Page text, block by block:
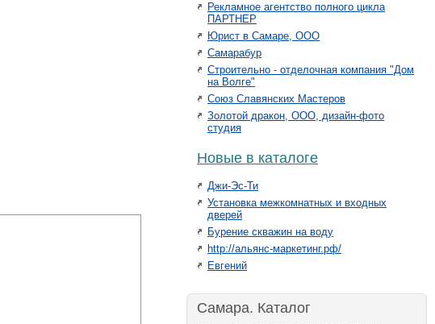
Рекламное агентство полного цикла
ПАРТНЕР
Юрист в Самаре, ООО
Самарабур
Строительно - отделочная компания "Дом
на Волге"
Союз Славянских Мастеров
Золотой дракон, ООО, дизайн-фото
студия
Новые в каталоге
Джи-Эс-Ти
Установка межкомнатных и входных
дверей
Бурение скважин на воду
http://альянс-маркетинг.рф/
Евгений
Самара. Каталог